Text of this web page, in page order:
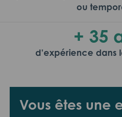
Vous êtes une
ou
+ 35
d’expérience dans